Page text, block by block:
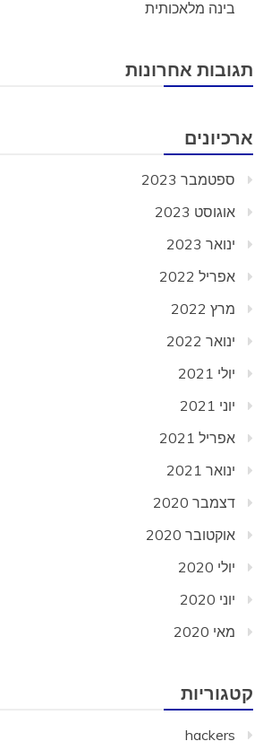
בינה מלאכותית
תגובות אחרונות
ארכיונים
ספטמבר 2023
אוגוסט 2023
ינואר 2023
אפריל 2022
מרץ 2022
ינואר 2022
יולי 2021
יוני 2021
אפריל 2021
ינואר 2021
דצמבר 2020
אוקטובר 2020
יולי 2020
יוני 2020
מאי 2020
קטגוריות
hackers